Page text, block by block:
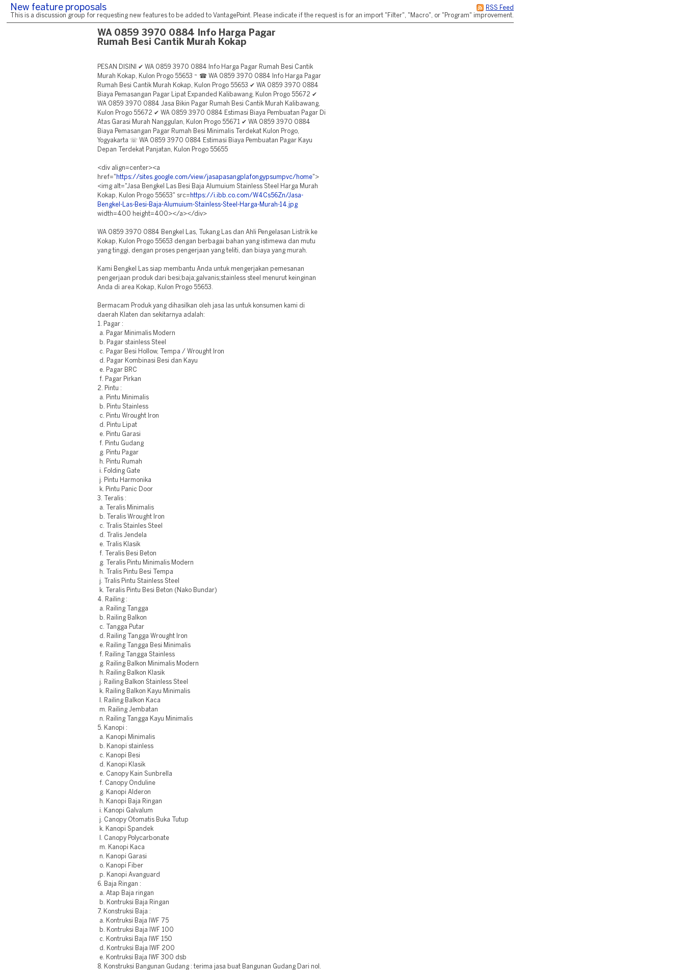
RSS Feed
New feature proposals
This is a discussion group for requesting new features to be added to VantagePoint. Please indicate if the request is for an import "Filter", "Macro", or "Program" improvement.
WA 0859 3970 0884 Info Harga Pagar
Rumah Besi Cantik Murah Kokap
PESAN DISINI ✔ WA 0859 3970 0884 Info Harga Pagar Rumah Besi Cantik
Murah Kokap, Kulon Progo 55653 ~ ☎ WA 0859 3970 0884 Info Harga Pagar
Rumah Besi Cantik Murah Kokap, Kulon Progo 55653 ✔ WA 0859 3970 0884
Biaya Pemasangan Pagar Lipat Expanded Kalibawang, Kulon Progo 55672 ✔
WA 0859 3970 0884 Jasa Bikin Pagar Rumah Besi Cantik Murah Kalibawang,
Kulon Progo 55672 ✔ WA 0859 3970 0884 Estimasi Biaya Pembuatan Pagar Di
Atas Garasi Murah Nanggulan, Kulon Progo 55671 ✔ WA 0859 3970 0884
Biaya Pemasangan Pagar Rumah Besi Minimalis Terdekat Kulon Progo,
Yogyakarta ☏ WA 0859 3970 0884 Estimasi Biaya Pembuatan Pagar Kayu
Depan Terdekat Panjatan, Kulon Progo 55655
<div align=center><a
href=" https://sites.google.com/view/jasapasangplafongypsumpvc/home">
<img alt="Jasa Bengkel Las Besi Baja Alumuium Stainless Steel Harga Murah
Kokap, Kulon Progo 55653" src= https://i.ibb.co.com/W4Cs56Zn/Jasa-
Bengkel-Las-Besi-Baja-Alumuium-Stainless-Steel-Harga-Murah-14.jpg
width=400 height=400></a></div>
WA 0859 3970 0884 Bengkel Las, Tukang Las dan Ahli Pengelasan Listrik ke
Kokap, Kulon Progo 55653 dengan berbagai bahan yang istimewa dan mutu
yang tinggi, dengan proses pengerjaan yang teliti, dan biaya yang murah.
Kami Bengkel Las siap membantu Anda untuk mengerjakan pemesanan
pengerjaan produk dari besi;baja;galvanis;stainless steel menurut keinginan
Anda di area Kokap, Kulon Progo 55653.
Bermacam Produk yang dihasilkan oleh jasa las untuk konsumen kami di
daerah Klaten dan sekitarnya adalah:
1. Pagar :
a. Pagar Minimalis Modern
b. Pagar stainless Steel
c. Pagar Besi Hollow, Tempa / Wrought Iron
d. Pagar Kombinasi Besi dan Kayu
e. Pagar BRC
f. Pagar Pirkan
2. Pintu :
a. Pintu Minimalis
b. Pintu Stainless
c. Pintu Wrought Iron
d. Pintu Lipat
e. Pintu Garasi
f. Pintu Gudang
g. Pintu Pagar
h. Pintu Rumah
i. Folding Gate
j. Pintu Harmonika
k. Pintu Panic Door
3. Teralis :
a. Teralis Minimalis
b. Teralis Wrought Iron
c. Tralis Stainles Steel
d. Tralis Jendela
e. Tralis Klasik
f. Teralis Besi Beton
g. Teralis Pintu Minimalis Modern
h. Tralis Pintu Besi Tempa
j. Tralis Pintu Stainless Steel
k. Teralis Pintu Besi Beton (Nako Bundar)
4. Railing :
a. Railing Tangga
b. Railing Balkon
c. Tangga Putar
d. Railing Tangga Wrought Iron
e. Railing Tangga Besi Minimalis
f. Railing Tangga Stainless
g. Railing Balkon Minimalis Modern
h. Railing Balkon Klasik
j. Railing Balkon Stainless Steel
k. Railing Balkon Kayu Minimalis
l. Railing Balkon Kaca
m. Railing Jembatan
n. Railing Tangga Kayu Minimalis
5. Kanopi :
a. Kanopi Minimalis
b. Kanopi stainless
c. Kanopi Besi
d. Kanopi Klasik
e. Canopy Kain Sunbrella
f. Canopy Onduline
g. Kanopi Alderon
h. Kanopi Baja Ringan
i. Kanopi Galvalum
j. Canopy Otomatis Buka Tutup
k. Kanopi Spandek
l. Canopy Polycarbonate
m. Kanopi Kaca
n. Kanopi Garasi
o. Kanopi Fiber
p. Kanopi Avanguard
6. Baja Ringan :
a. Atap Baja ringan
b. Kontruksi Baja Ringan
7. Konstruksi Baja :
a. Kontruksi Baja IWF 75
b. Kontruksi Baja IWF 100
c. Kontruksi Baja IWF 150
d. Kontruksi Baja IWF 200
e. Kontruksi Baja IWF 300 dsb
8. Konstruksi Bangunan Gudang : terima jasa buat Bangunan Gudang Dari nol.